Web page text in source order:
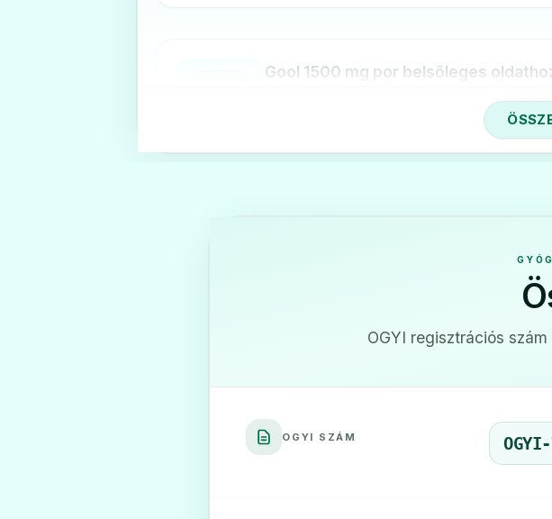
Gool 1500 mg por belsőleges
OGYI regisztrációs
OGYI SZÁM